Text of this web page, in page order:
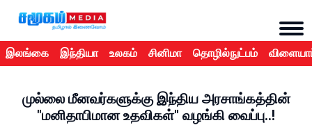
இலங்கை இந்தியா உலகம் சினிமா தொழில்நுட்பம்
முல்லை மீனவர்களுக்கு இந்திய அரசாங்கத்தின்
"மனிதாபிமான உதவிகள்" வழங்கி வைப்பு..!